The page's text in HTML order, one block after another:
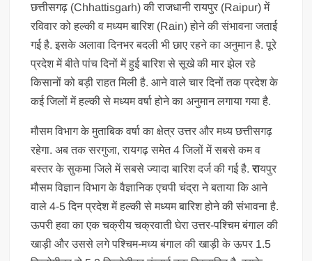
छत्तीसगढ़ (Chhattisgarh) की राजधानी रायपुर (Raipur) में
रविवार को हल्की व मध्यम बारिश (Rain) होने की संभावना जताई
गई है. इसके अलावा दिनभर बदली भी छाए रहने का अनुमान है. पूरे
प्रदेश में बीते पांच दिनों में हुई बारिश से सूखे की मार झेल रहे
किसानों को बड़ी राहत मिली है. आने वाले चार दिनों तक प्रदेश के
कई जिलों में हल्की से मध्यम वर्षा होने का अनुमान लगाया गया है.
मौसम विभाग के मुताबिक वर्षा का क्षेत्र उत्तर और मध्य छत्तीसगढ़
रहेगा. अब तक सरगुजा, रायगढ़ समेत 4 जिलों में सबसे कम व
बस्तर के सुकमा जिले में सबसे ज्यादा बारिश दर्ज की गई है. रायपुर
मौसम विज्ञान विभाग के वैज्ञानिक एचपी चंद्रा ने बताया कि आने
वाले 4-5 दिन प्रदेश में हल्की से मध्यम बारिश होने की संभावना है.
ऊपरी हवा का एक चक्रीय चक्रवाती घेरा उत्तर-पश्चिम बंगाल की
खाड़ी और उससे लगे पश्चिम-मध्य बंगाल की खाड़ी के ऊपर 1.5